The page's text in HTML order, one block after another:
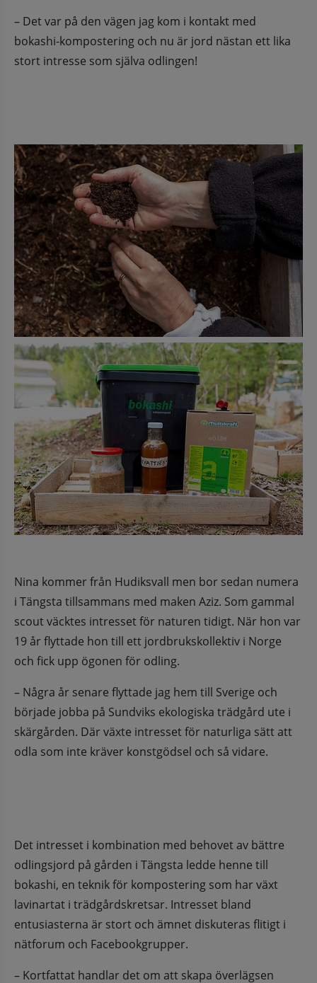
– Det var på den vägen jag kom i kontakt med
bokashi-kompostering och nu är jord nästan ett lika
stort intresse som själva odlingen!
Nina kommer från Hudiksvall men bor sedan numera
i Tängsta tillsammans med maken Aziz. Som gammal
scout väcktes intresset för naturen tidigt. När hon var
19 år flyttade hon till ett jordbrukskollektiv i Norge
och fick upp ögonen för odling.
– Några år senare flyttade jag hem till Sverige och
började jobba på Sundviks ekologiska trädgård ute i
skärgården. Där växte intresset för naturliga sätt att
odla som inte kräver konstgödsel och så vidare.
Det intresset i kombination med behovet av bättre
odlingsjord på gården i Tängsta ledde henne till
bokashi, en teknik för kompostering som har växt
lavinartat i trädgårdskretsar. Intresset bland
entusiasterna är stort och ämnet diskuteras flitigt i
nätforum och Facebookgrupper.
– Kortfattat handlar det om att skapa överlägsen